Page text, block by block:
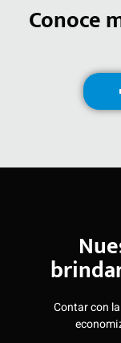
Conoce
Contar con